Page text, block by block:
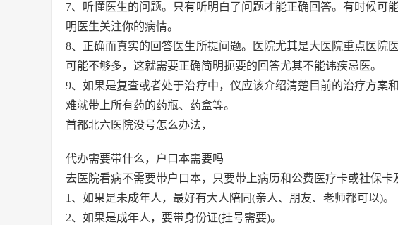
7、听懂医生的问题。只有听明白了问题才能正确回答。有时候可
明医生关注你的病情。
8、正确而真实的回答医生所提问题。医院尤其是大医院重点医院
可能不够多，这就需要正确简明扼要的回答尤其不能讳疾忌医。
9、如果是复查或者处于治疗中，仪应该介绍清楚目前的治疗方案
难就带上所有药的药瓶、药盒等。
首都北六医院没号怎么办法，
代办需要带什么，户口本需要吗
去医院看病不需要带户口本，只要带上病历和公费医疗卡或社保卡
1、如果是未成年人，最好有大人陪同(亲人、朋友、老师都可以)。
2、如果是成年人，要带身份证(挂号需要)。